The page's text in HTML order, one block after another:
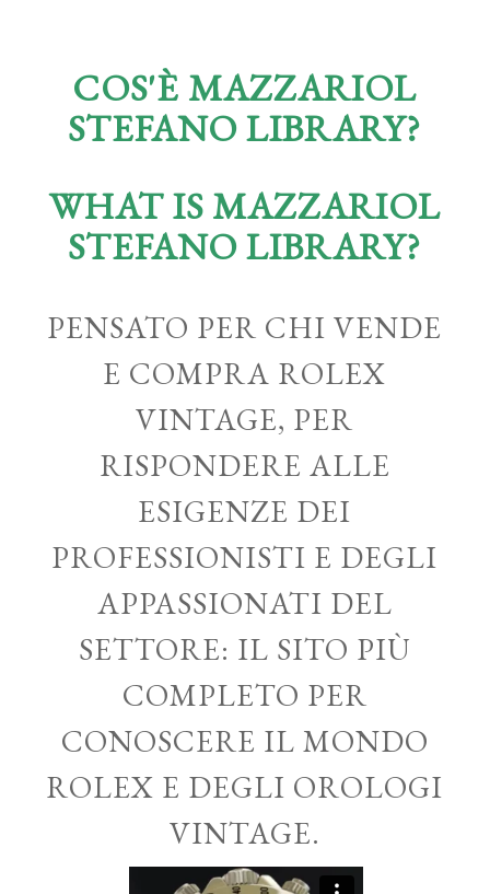
COS'È MAZZARIOL
STEFANO LIBRARY?
WHAT IS MAZZARIOL
STEFANO LIBRARY?
PENSATO PER CHI VENDE
E COMPRA ROLEX
VINTAGE, PER
RISPONDERE ALLE
ESIGENZE DEI
PROFESSIONISTI E DEGLI
APPASSIONATI DEL
SETTORE: IL SITO PIÙ
COMPLETO PER
CONOSCERE IL MONDO
ROLEX E DEGLI OROLOGI
VINTAGE.